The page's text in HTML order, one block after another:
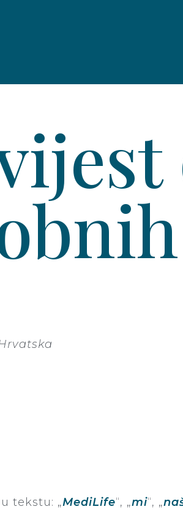
tekstu: „MediLife“, „mi“, „